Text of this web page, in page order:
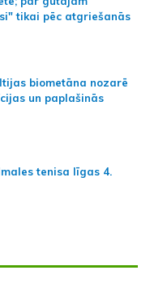
tikai pēc atgriešanās
biometāna nozarē
un paplašinās
tenisa līgas 4.